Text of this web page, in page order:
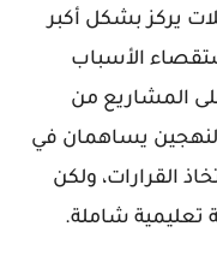
يركز بشكل أكبر
الأسباب
على المشاريع من
النهجين يساهمان في
القرارات، ولكن
تعليمية شاملة.